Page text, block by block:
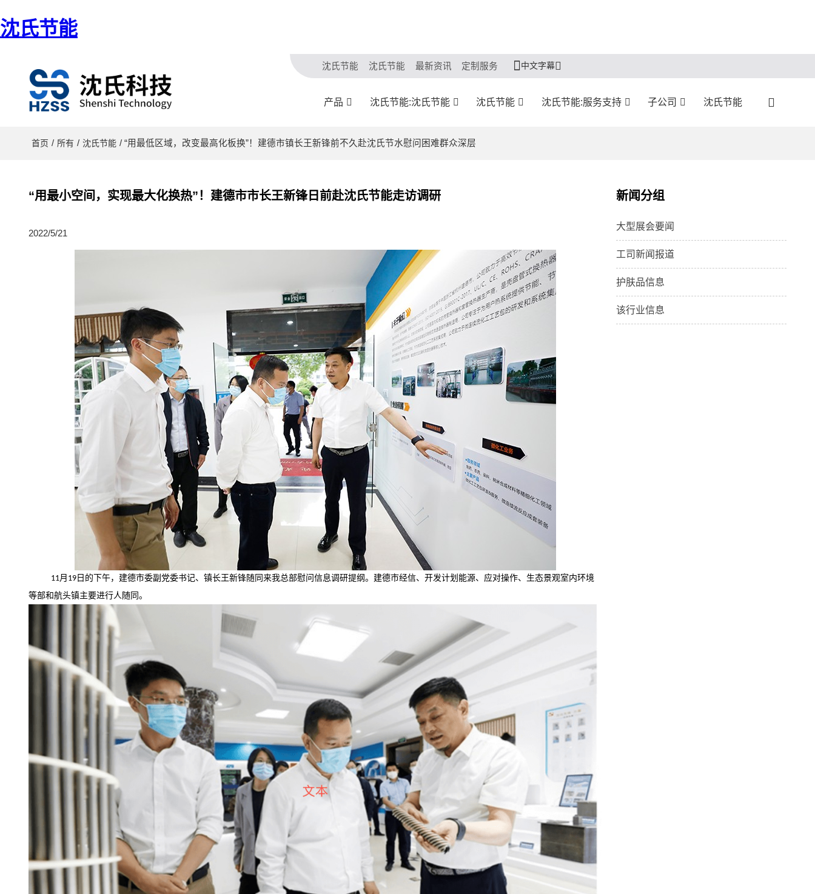
沈氏节能
沈氏节能 沈氏节能 最新资讯 定制服务 中文字幕
产品 沈氏节能:沈氏节能 沈氏节能 沈氏节能:服务支持 子公司 沈氏节能
首页 / 所有 / 沈氏节能 / “用最低区域，改变最高化板换”！建德市镇长王新锋前不久赴沈氏节水慰问困难群众深层
“用最小空间，实现最大化换热”！建德市市长王新锋日前赴沈氏节能走访调研
2022/5/21
11月19日的下午，建德市委副党委书记、镇长王新锋随同来我总部慰问信息调研提纲。建德市经信、开发计划能源、应对操作、生态景观室内环境
等部和航头镇主要进行人随同。
新闻分组
大型展会要闻
工司新闻报道
护肤品信息
该行业信息